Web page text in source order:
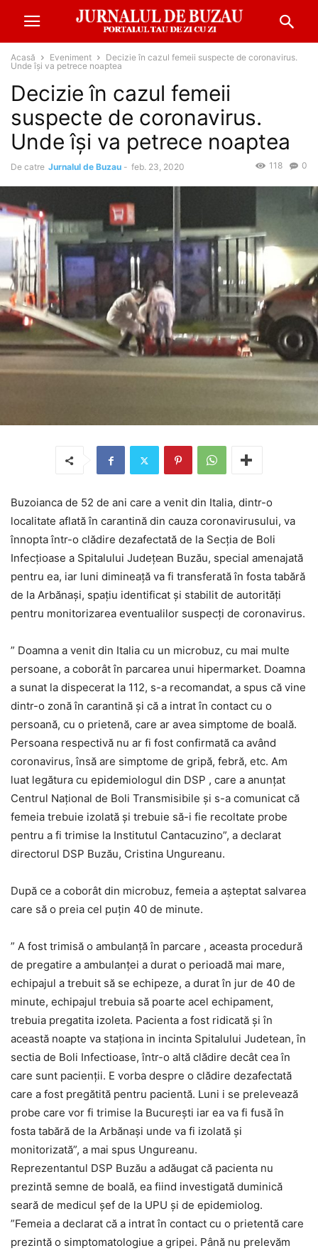
Acasă Eveniment
Decizie în cazul femeii suspecte de coronavirus.
Unde își va petrece noaptea
Decizie în cazul femeii
suspecte de coronavirus.
Unde își va petrece noaptea
De catre Jurnalul de Buzau - feb. 23, 2020 0
118
Buzoianca de 52 de ani care a venit din Italia, dintr-o
localitate aflată în carantină din cauza coronavirusului, va
înnopta într-o clădire dezafectată de la Secția de Boli
Infecțioase a Spitalului Județean Buzău, special amenajată
pentru ea, iar luni dimineață va fi transferată în fosta tabără
de la Arbănași, spațiu identificat și stabilit de autorități
pentru monitorizarea eventualilor suspecți de coronavirus.
” Doamna a venit din Italia cu un microbuz, cu mai multe
persoane, a coborât în parcarea unui hipermarket. Doamna
a sunat la dispecerat la 112, s-a recomandat, a spus că vine
dintr-o zonă în carantină și că a intrat în contact cu o
persoană, cu o prietenă, care ar avea simptome de boală.
Persoana respectivă nu ar fi fost confirmată ca având
coronavirus, însă are simptome de gripă, febră, etc. Am
luat legătura cu epidemiologul din DSP , care a anunțat
Centrul Național de Boli Transmisibile și s-a comunicat că
femeia trebuie izolată și trebuie să-i fie recoltate probe
pentru a fi trimise la Institutul Cantacuzino”, a declarat
directorul DSP Buzău, Cristina Ungureanu.
După ce a coborât din microbuz, femeia a așteptat salvarea
care să o preia cel puțin 40 de minute.
” A fost trimisă o ambulanță în parcare , aceasta procedură
de pregatire a ambulanței a durat o perioadă mai mare,
echipajul a trebuit să se echipeze, a durat în jur de 40 de
minute, echipajul trebuia să poarte acel echipament,
trebuia pregatita izoleta. Pacienta a fost ridicată și în
această noapte va staționa in incinta Spitalului Judetean, în
sectia de Boli Infectioase, într-o altă clădire decât cea în
care sunt pacienții. E vorba despre o clădire dezafectată
care a fost pregătită pentru pacientă. Luni i se prelevează
probe care vor fi trimise la București iar ea va fi fusă în
fosta tabără de la Arbănași unde va fi izolată și
monitorizată”, a mai spus Ungureanu.
Reprezentantul DSP Buzău a adăugat că pacienta nu
prezintă semne de boală, ea fiind investigată duminică
seară de medicul șef de la UPU și de epidemiolog.
”Femeia a declarat că a intrat în contact cu o prietentă care
prezintă o simptomatologiue a gripei. Până nu prelevăm